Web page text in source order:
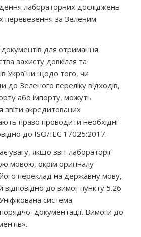
лабораторних досліджень
перевезення за Зеленим
для отримання
захисту довкілля та
України щодо того, чи
до Зеленого переліку відходів,
або імпорту, можуть
звіти акредитованих
право проводити необхідні
до ISO/ІЕС 17025:2017.
увагу, якщо звіт лабораторії
мовою, окрім оригіналу
переклад на державну мову,
відповідно до вимог пункту 5.26
система
документації. Вимоги до